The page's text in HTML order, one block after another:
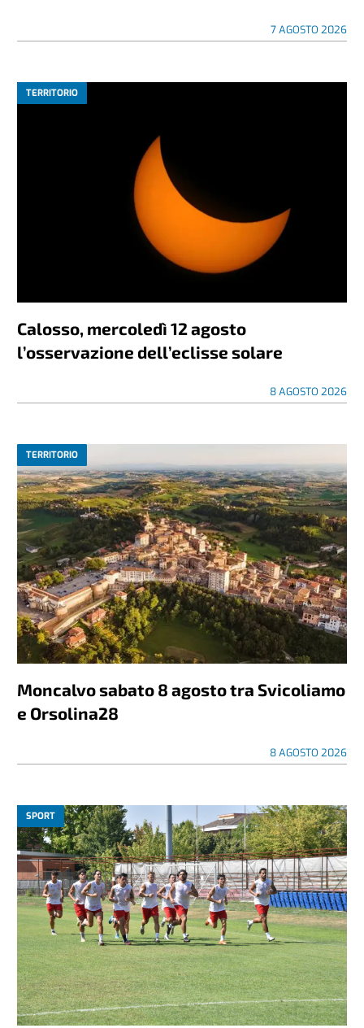
7 AGOSTO 2026
TERRITORIO
Calosso, mercoledì 12 agosto
l’osservazione dell’eclisse solare
8 AGOSTO 2026
TERRITORIO
Moncalvo sabato 8 agosto tra Svicoliamo
e Orsolina28
8 AGOSTO 2026
SPORT